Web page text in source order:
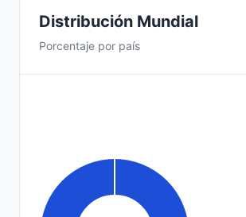
Distribución Mundial
Porcentaje por país